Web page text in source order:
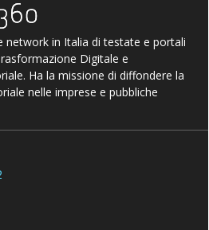
network in Italia di testate e portali
Digitale e
Ha la missione di diffondere la
nelle imprese e pubbliche